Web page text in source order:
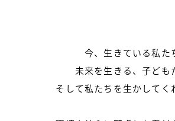
今、生きている私た
未来を生きる、子ども
そして私たちを生かしてく